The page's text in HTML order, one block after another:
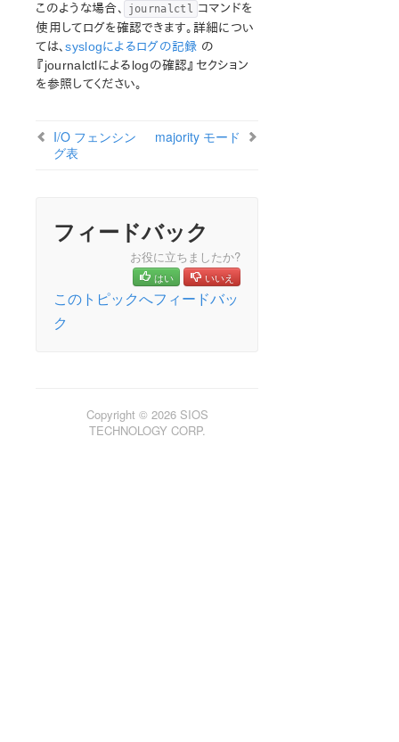
このような場合、 journalctl コマンドを
使用してログを確認できます。詳細につい
ては、syslogによるログの記録 の
『journalctlによるlogの確認』セクション
を参照してください。
I/O フェンシン
グ表
majority モード
フィードバック
お役に立ちましたか?
はい いいえ
このトピックへフィードバッ
ク
Copyright © 2026 SIOS
TECHNOLOGY CORP.